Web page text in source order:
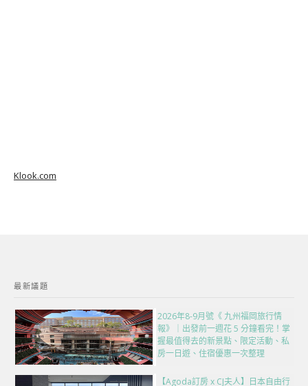
Klook.com
最新議題
2026年8-9月號《 九州福岡旅行情
報》｜出發前一週花 5 分鐘看完！掌
握最值得去的新景點、限定活動、私
房一日遊、住宿優惠一次整理
【Agoda訂房 x CJ夫人】日本自由行